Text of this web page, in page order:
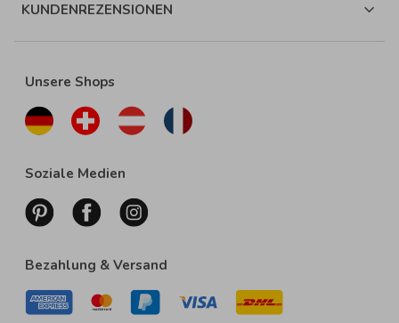
KUNDENREZENSIONEN
Unsere Shops
Soziale Medien
Bezahlung & Versand